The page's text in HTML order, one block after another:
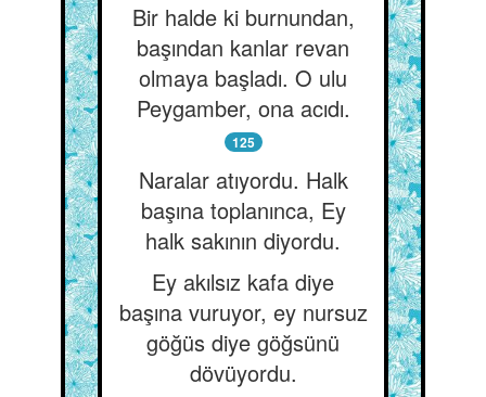
Bir halde ki burnundan,
başından kanlar revan
olmaya başladı. O ulu
Peygamber, ona acıdı.
125
Naralar atıyordu. Halk
başına toplanınca, Ey
halk sakının diyordu.
Ey akılsız kafa diye
başına vuruyor, ey nursuz
göğüs diye göğsünü
dövüyordu.